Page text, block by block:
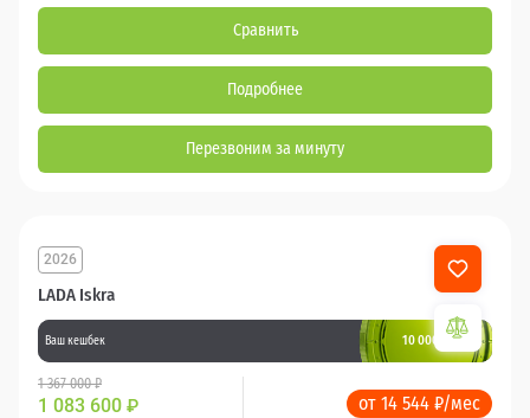
Сравнить
Подробнее
Перезвоним за минуту
LADA Iskra
2026
Ваш кешбек 10 000 баллов
1 367 000 ₽
1 083 600 ₽ от 14 544 ₽/мес